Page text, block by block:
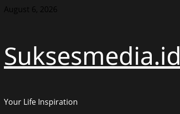
Skip
August 6, 2026
Suksesmedia.id
Your Life Inspiration